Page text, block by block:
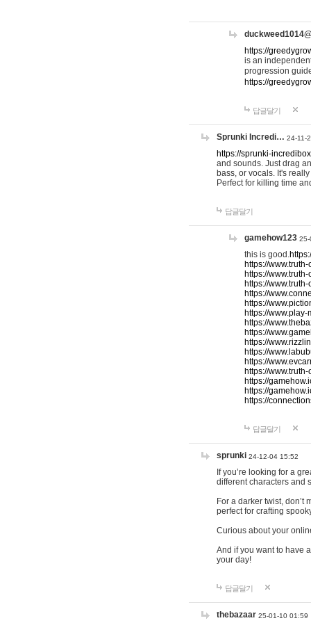
https://
is an
progression
https://
답글달기
Sprunki Incredi… 24-11-
https://sprunki-
and sounds. Just drag
bass, or vocals. It's
Perfect for killing time
답글달기
gamehow123 25-
this is good.
https://
https://
https://
https://
https://
https://
https://
https://
https://
https://
https://
https://
https://
https://
https://
답글달기
sprunki 24-12-04 15:52
If you’re looking for a
different characters and
For a darker twist, don’t
perfect for crafting
Curious about your
And if you want to have
your day!
답글달기
thebazaar 25-01-10 01:59